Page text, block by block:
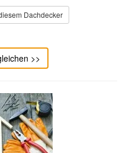
Dachdecker
>>